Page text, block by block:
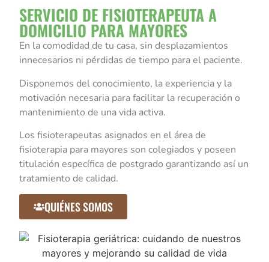
SERVICIO DE FISIOTERAPEUTA A
DOMICILIO PARA MAYORES
En la comodidad de tu casa, sin desplazamientos
innecesarios ni pérdidas de tiempo para el paciente.
Disponemos del conocimiento, la experiencia y la
motivación necesaria para facilitar la recuperación o
mantenimiento de una vida activa.
Los fisioterapeutas asignados en el área de
fisioterapia para mayores son colegiados y poseen
titulación específica de postgrado garantizando así un
tratamiento de calidad.
QUIÉNES SOMOS